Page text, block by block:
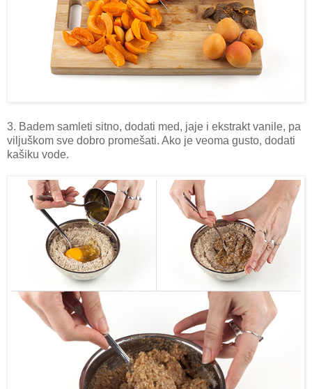
3. Badem samleti sitno, dodati med, jaje i ekstrakt vanile, pa
viljuškom sve dobro promešati. Ako je veoma gusto, dodati
kašiku vode.